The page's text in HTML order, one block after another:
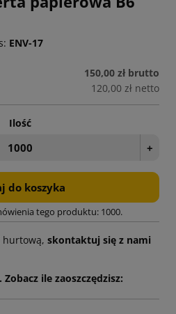
ENV-17
150,00 zł brutto
120,00 zł netto
Ilość
+
do koszyka
tego produktu: 1000.
hurtową, skontaktuj się z nami
ile zaoszczędzisz: